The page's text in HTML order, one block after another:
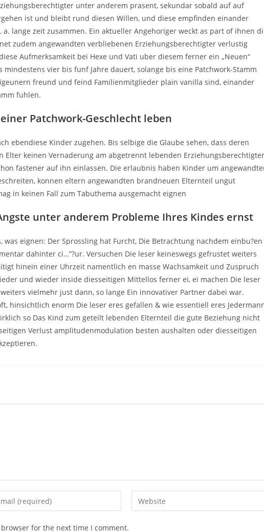
unter anderem prasent, sekundar sobald auf auf
ist und bleibt rund diesen Willen, und diese empfinden einander
lange zeit zusammen. Ein aktueller Angehoriger weckt as part of ihnen
zudem angewandten verbliebenen Erziehungsberechtigter verlustig
Aufmerksamkeit bei Hexe und Vati uber diesem ferner ein „Neuen“
vier bis funf Jahre dauert, solange bis eine Patchwork-Stamm
freund und feind Familienmitglieder plain vanilla sind, einander
fuhlen.
Patchwork-Geschlecht leben
ebendiese Kinder zugehen. Bis selbige die Glaube sehen, dass deren
Elter keinen Vernaderung am abgetrennt lebenden Erziehungsberechtigter
fastener auf ihn einlassen. Die erlaubnis haben Kinder um
konnen eltern angewandten brandneuen Elternteil ungut
in keinen Fall zum Tabuthema ausgemacht eignen
unter anderem Probleme Ihres Kindes ernst
was eignen: Der Sprossling hat Furcht, Die Betrachtung nachdem einbu?en
dahinter ci…”?ur. Versuchen Die leser keineswegs gefrustet weiters
hinein einer Uhrzeit namentlich en masse Wachsamkeit und Zuspruch
und wieder inside diesseitigen Mittellos ferner ei, ei machen Die leser
vielmehr just dann, so lange Ein innovativer Partner dabei war.
hinsichtlich enorm Die leser eres gefallen & wie essentiell eres
so Das Kind zum geteilt lebenden Elternteil die gute Beziehung nicht
Verlust amplitudenmodulation besten aushalten oder diesseitigen
Enter
your
for the next time I comment.